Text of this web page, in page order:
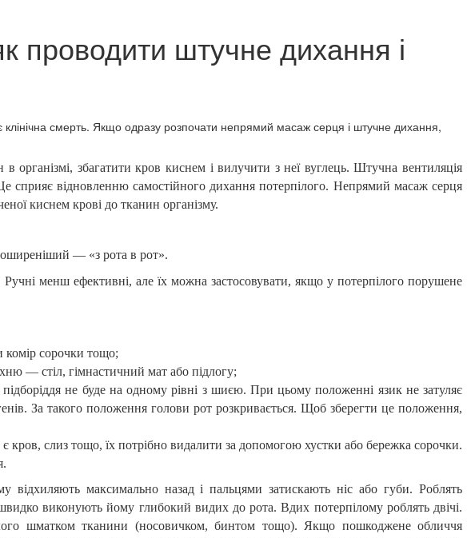
проводити штучне дихання і
смерть. Якщо одразу розпочати непрямий масаж серця і штучне дихання,
організмі, збагатити кров киснем і вилучити з неї вуглець. Штучна вентиляція
сприяє відновленню самостійного дихання потерпілого. Непрямий масаж серця
киснем крові до тканин організму.
— «з рота в рот».
менш ефективні, але їх можна застосовувати, якщо у потерпілого порушене
комір сорочки тощо;
— стіл, гімнастичний мат або підлогу;
не буде на одному рівні з шиєю. При цьому положенні язик не затуляє
За такого положення голови рот розкривається. Щоб зберегти це положення,
слиз тощо, їх потрібно видалити за допомогою хустки або бережка сорочки.
максимально назад і пальцями затискають ніс або губи. Роблять
виконують йому глибокий видих до рота. Вдих потерпілому роблять двічі.
го шматком тканини (носовичком, бинтом тощо). Якщо пошкоджене обличчя